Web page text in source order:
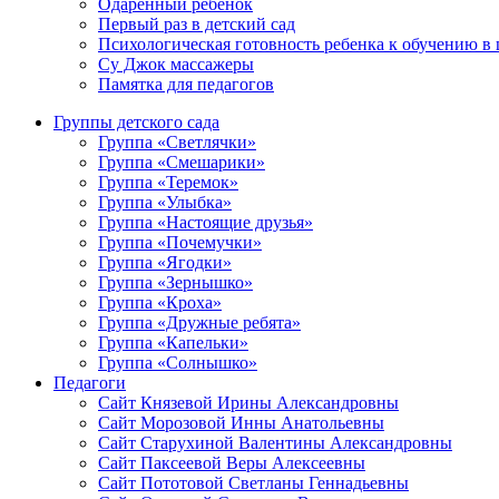
Одаренный ребенок
Первый раз в детский сад
Психологическая готовность ребенка к обучению в
Су Джок массажеры
Памятка для педагогов
Группы детского сада
Группа «Светлячки»
Группа «Смешарики»
Группа «Теремок»
Группа «Улыбка»
Группа «Настоящие друзья»
Группа «Почемучки»
Группа «Ягодки»
Группа «Зернышко»
Группа «Кроха»
Группа «Дружные ребята»
Группа «Капельки»
Группа «Солнышко»
Педагоги
Сайт Князевой Ирины Александровны
Сайт Морозовой Инны Анатольевны
Сайт Старухиной Валентины Александровны
Сайт Паксеевой Веры Алексеевны
Сайт Пототовой Светланы Геннадьевны